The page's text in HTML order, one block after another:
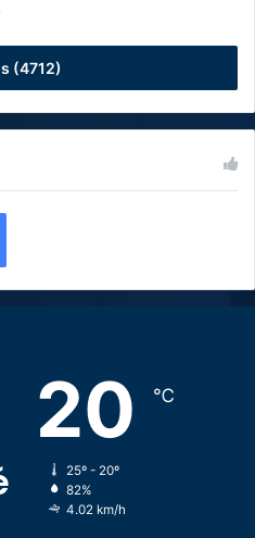
(4712)
20 ℃
25º - 20º
82%
4.02 km/h